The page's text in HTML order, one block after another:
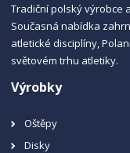
Tradiční polský výrobce
Současná nabídka
atletické disciplíny,
světovém trhu atletiky.
Výrobky
Oštěpy
Disky